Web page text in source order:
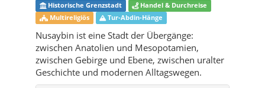
Historische Grenzstadt
Handel & Durchreise
Multireligiös
Tur-Abdin-Hänge
Nusaybin ist eine Stadt der Übergänge:
zwischen Anatolien und Mesopotamien,
zwischen Gebirge und Ebene, zwischen uralter
Geschichte und modernen Alltagswegen.